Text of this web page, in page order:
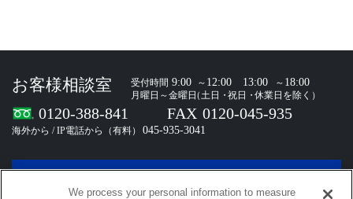
We process your personal information to measure